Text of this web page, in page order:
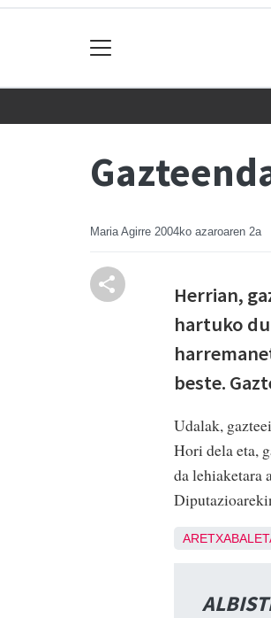
Maria Agirre 2004ko azaroaren 2a
Herrian,
hartuko
beste.
Udalak,
Hori dela eta,
da lehiaketara